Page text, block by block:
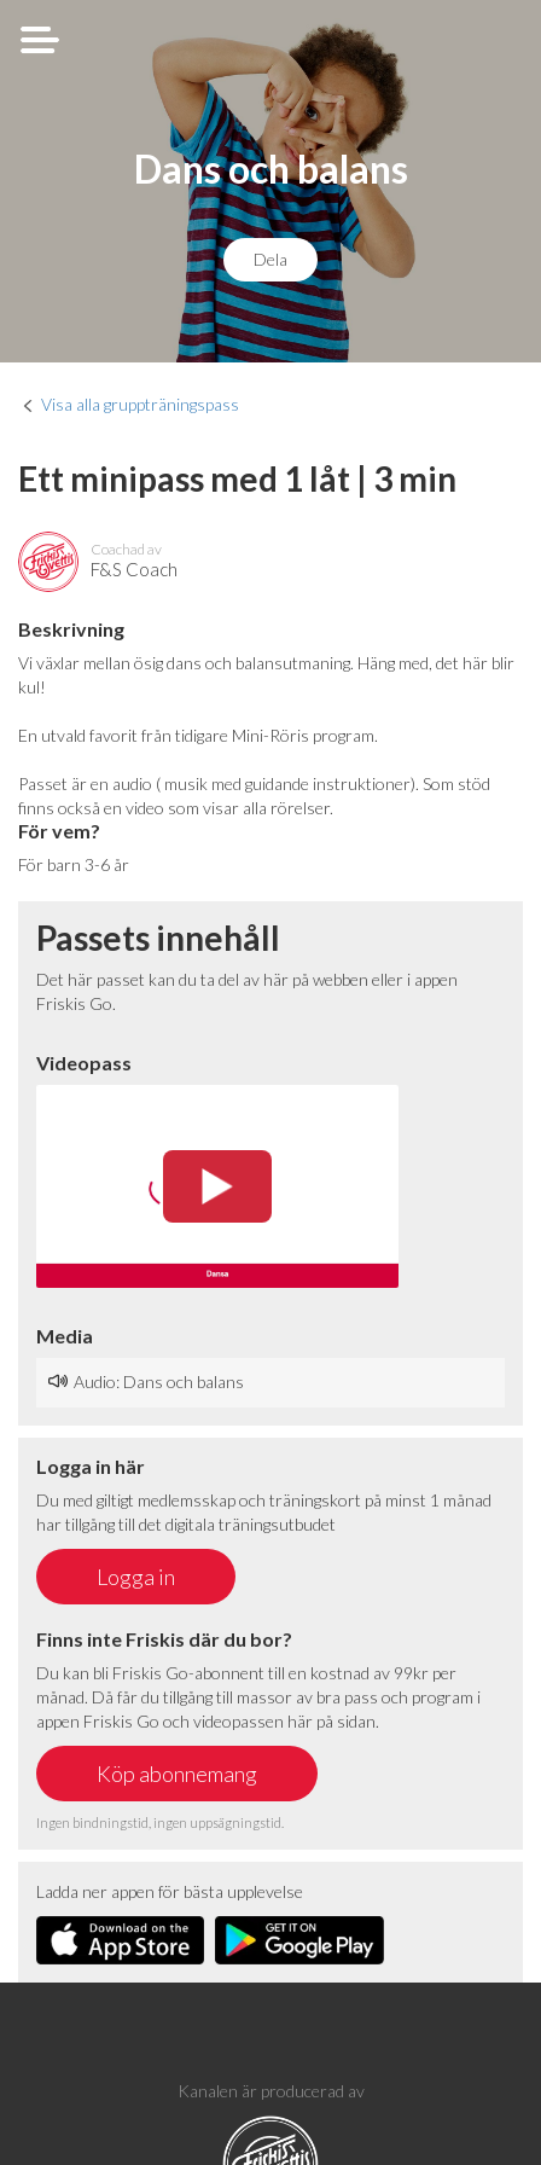
Dans och balans
Dela
Visa alla gruppträningspass
Ett minipass med 1 låt | 3 min
Coachad av
F&S Coach
Beskrivning
Vi växlar mellan ösig dans och balansutmaning. Häng med, det här blir
kul!
En utvald favorit från tidigare Mini-Röris program.
Passet är en audio ( musik med guidande instruktioner). Som stöd
finns också en video som visar alla rörelser.
För vem?
För barn 3-6 år
Passets innehåll
Det här passet kan du ta del av här på webben eller i appen
Friskis Go.
Videopass
Media
Audio: Dans och balans
Logga in här
Du med giltigt medlemsskap och träningskort på minst 1 månad
har tillgång till det digitala träningsutbudet
Finns inte Friskis där du bor?
Du kan bli Friskis Go-abonnent till en kostnad av 99kr per
månad. Då får du tillgång till massor av bra pass och program i
appen Friskis Go och videopassen här på sidan.
Ingen bindningstid, ingen uppsägningstid.
Ladda ner appen för bästa upplevelse
Kanalen är producerad av